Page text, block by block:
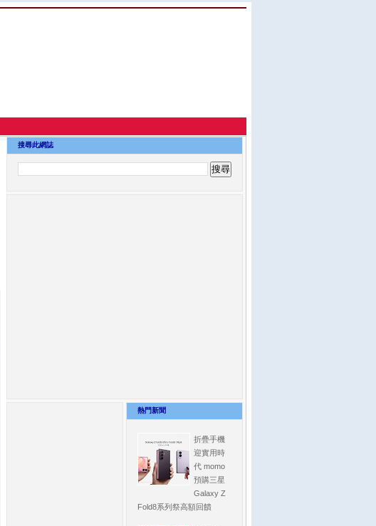
搜尋此網誌
熱門新聞
折疊手機
迎實用時
代 momo
預購三星
Galaxy Z
Fold8系列祭高額回饋